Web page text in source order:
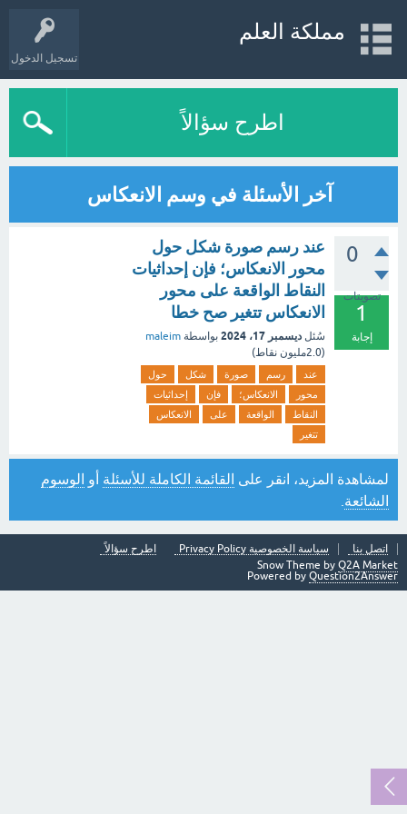
تسجيل الدخول
مملكة العلم
اطرح سؤالاً
آخر الأسئلة في وسم الانعكاس
0
تصويتات
1
إجابة
عند رسم صورة شكل حول
محور الانعكاس؛ فإن إحداثيات
النقاط الواقعة على محور
الانعكاس تتغير صح خطا
سُئل ديسمبر 17، 2024 بواسطة maleim
(2.0مليون نقاط)
عند رسم صورة شكل
حول
محور
الانعكاس؛ فإن
إحداثيات
النقاط
الواقعة على
الانعكاس
تتغير
لمشاهدة المزيد، انقر على القائمة الكاملة للأسئلة أو الوسوم
الشائعة
اتصل بنا سياسة الخصوصية Privacy Policy
اطرح سؤالاً
Snow Theme by Q2A Market
Powered by Question2Answer